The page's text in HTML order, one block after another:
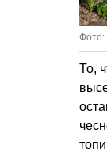
Фото:
То,